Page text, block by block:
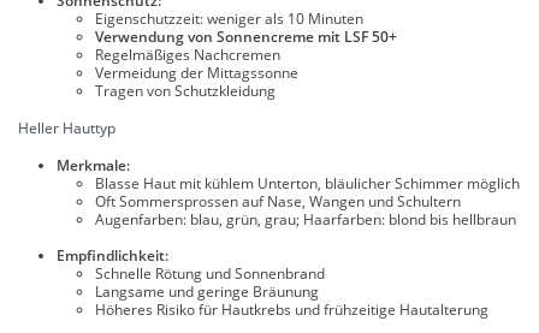
Eigenschutzzeit: weniger als 10 Minuten
Verwendung von Sonnencreme mit LSF 50+
Regelmäßiges Nachcremen
Vermeidung der Mittagssonne
Tragen von Schutzkleidung
Heller Hauttyp
Merkmale:
Blasse Haut mit kühlem Unterton, bläulicher Schimmer möglich
Oft Sommersprossen auf Nase, Wangen und Schultern
Augenfarben: blau, grün, grau; Haarfarben: blond bis hellbraun
Empfindlichkeit:
Schnelle Rötung und Sonnenbrand
Langsame und geringe Bräunung
Höheres Risiko für Hautkrebs und frühzeitige Hautalterung